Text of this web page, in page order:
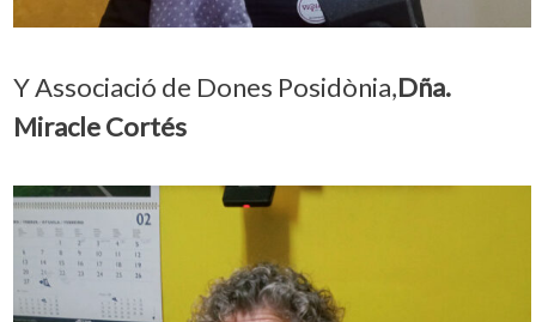
Y Associació de Dones Posidònia,Dña.
Miracle Cortés